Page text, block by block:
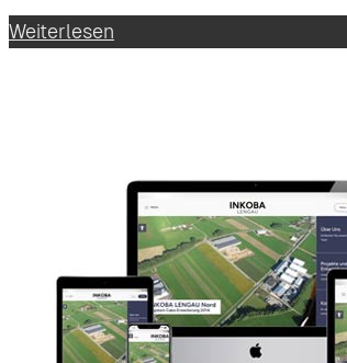
Weiterlesen